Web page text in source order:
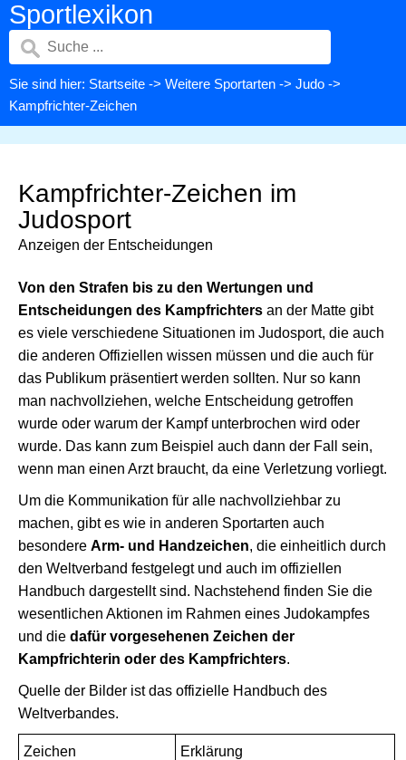
Sportlexikon
Sie sind hier: Startseite -> Weitere Sportarten -> Judo ->
Kampfrichter-Zeichen
Kampfrichter-Zeichen im
Judosport
Anzeigen der Entscheidungen
Von den Strafen bis zu den Wertungen und
Entscheidungen des Kampfrichters an der Matte gibt
es viele verschiedene Situationen im Judosport, die auch
die anderen Offiziellen wissen müssen und die auch für
das Publikum präsentiert werden sollten. Nur so kann
man nachvollziehen, welche Entscheidung getroffen
wurde oder warum der Kampf unterbrochen wird oder
wurde. Das kann zum Beispiel auch dann der Fall sein,
wenn man einen Arzt braucht, da eine Verletzung vorliegt.
Um die Kommunikation für alle nachvollziehbar zu
machen, gibt es wie in anderen Sportarten auch
besondere Arm- und Handzeichen, die einheitlich durch
den Weltverband festgelegt und auch im offiziellen
Handbuch dargestellt sind. Nachstehend finden Sie die
wesentlichen Aktionen im Rahmen eines Judokampfes
und die dafür vorgesehenen Zeichen der
Kampfrichterin oder des Kampfrichters.
Quelle der Bilder ist das offizielle Handbuch des
Weltverbandes.
Zeichen Erklärung